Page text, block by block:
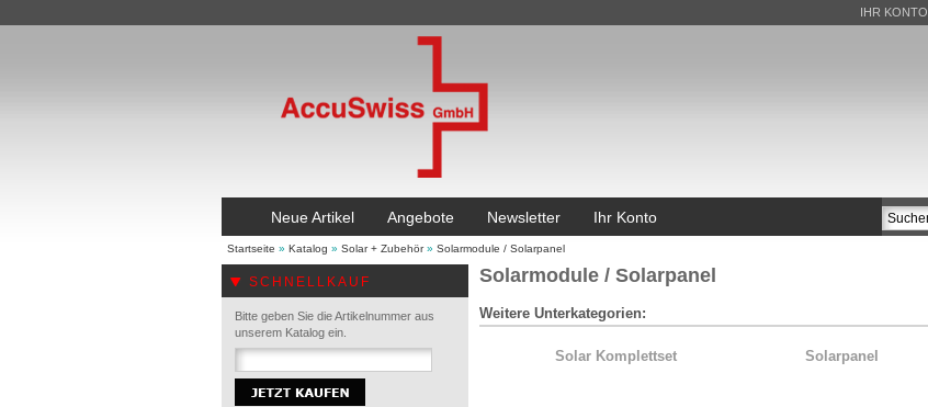
IHR KONTO
Neue Artikel Angebote Newsletter Ihr Konto
Startseite » Katalog » Solar + Zubehör» Solarmodule / Solarpanel
SCHNELLKAUF
Bitte geben Sie die Artikelnummer aus
unserem Katalog ein.
Solarmodule / Solarpanel
Weitere Unterkategorien:
Solar Komplettset Solarpanel